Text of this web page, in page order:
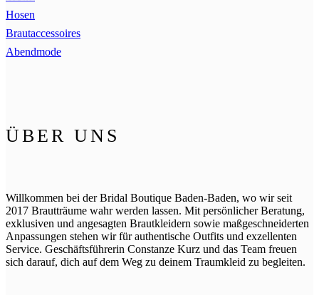
Hosen
Brautaccessoires
Abendmode
ÜBER UNS
Willkommen bei der Bridal Boutique Baden-Baden, wo wir seit
2017 Brautträume wahr werden lassen. Mit persönlicher Beratung,
exklusiven und angesagten Brautkleidern sowie maßgeschneiderten
Anpassungen stehen wir für authentische Outfits und exzellenten
Service. Geschäftsführerin Constanze Kurz und das Team freuen
sich darauf, dich auf dem Weg zu deinem Traumkleid zu begleiten.